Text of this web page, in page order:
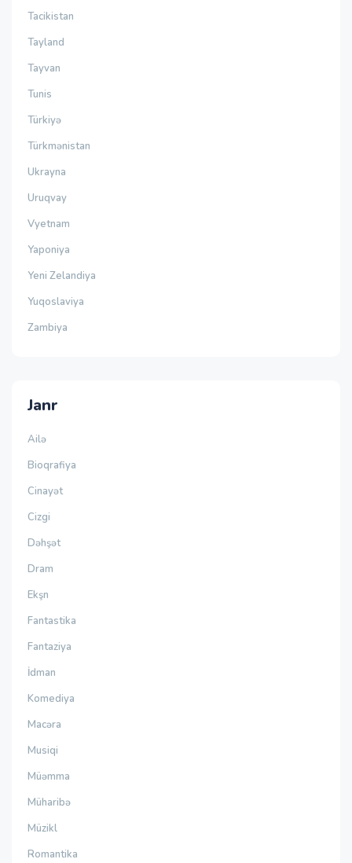
Tacikistan
Tayland
Tayvan
Tunis
Türkiyə
Türkmənistan
Ukrayna
Uruqvay
Vyetnam
Yaponiya
Yeni Zelandiya
Yuqoslaviya
Zambiya
Janr
Ailə
Bioqrafiya
Cinayət
Cizgi
Dəhşət
Dram
Ekşn
Fantastika
Fantaziya
İdman
Komediya
Macəra
Musiqi
Müəmma
Müharibə
Müzikl
Romantika